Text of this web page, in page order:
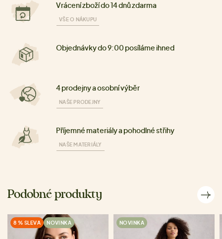
Vrácení zboží do 14 dnů zdarma
VŠE O NÁKUPU
Objednávky do 9:00 posíláme ihned
4 prodejny a osobní výběr
NAŠE PRODEJNY
Příjemné materiály a pohodlné střihy
NAŠE MATERIÁLY
Podobné produkty
8 % SLEVA NOVINKA NOVINKA